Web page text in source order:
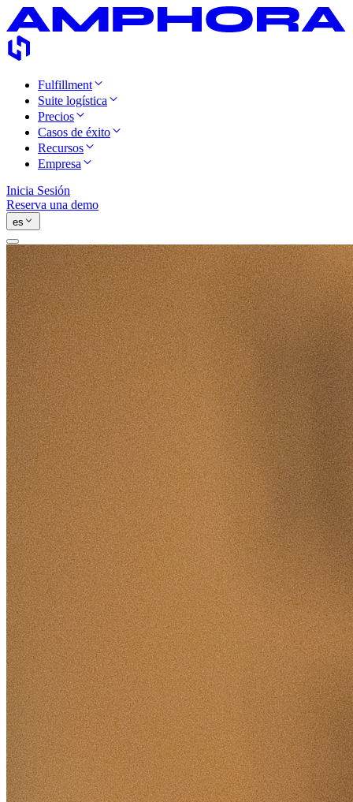
Fulfillment
Suite logística
Precios
Casos de éxito
Recursos
Empresa
Inicia Sesión
Reserva una demo
es